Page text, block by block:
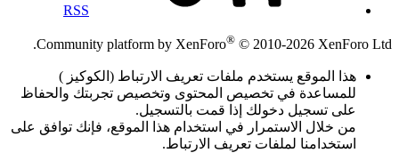
RSS
Community platform by XenForo® © 2010-2026 XenForo Ltd.
هذا الموقع يستخدم ملفات تعريف الارتباط (الكوكيز )
للمساعدة في تخصيص المحتوى وتخصيص تجربتك والحفاظ
على تسجيل دخولك إذا قمت بالتسجيل.
من خلال الاستمرار في استخدام هذا الموقع، فإنك توافق على
استخدامنا لملفات تعريف الارتباط.